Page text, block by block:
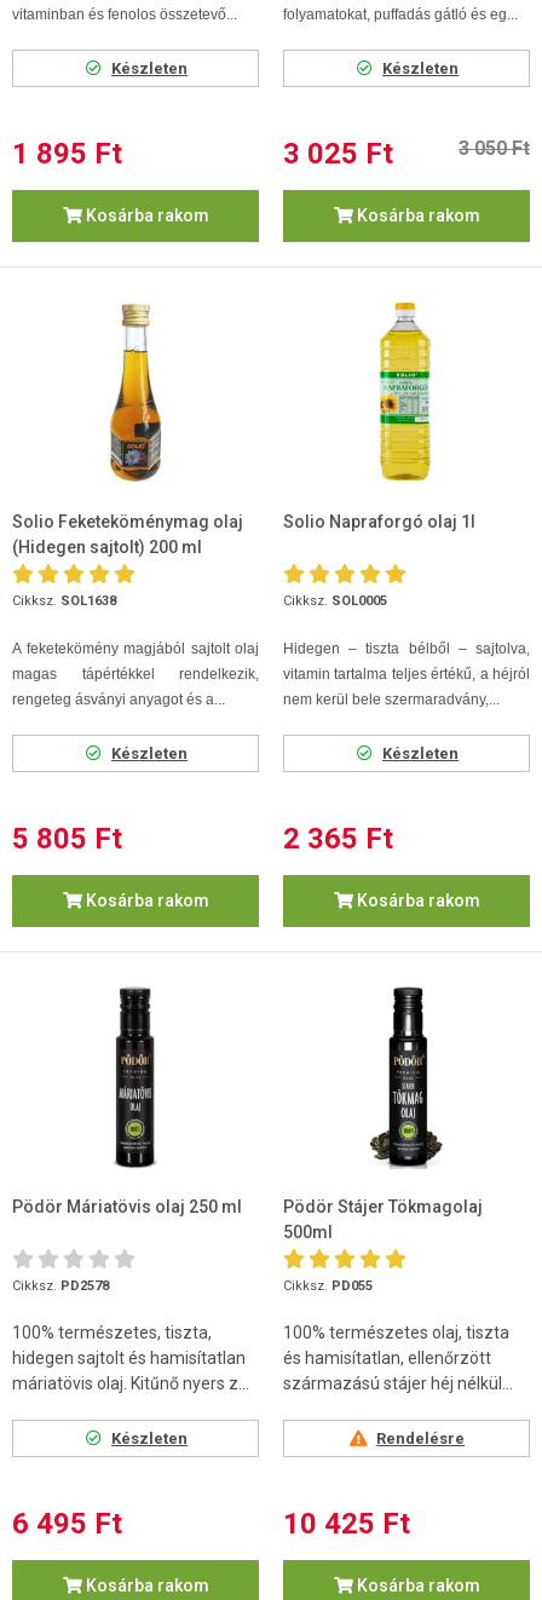
vitaminban és fenolos összetevő...
Készleten
1 895 Ft
Kosárba rakom
folyamatokat, puffadás gátló és eg...
Készleten
3 025 Ft 3 050 Ft
Kosárba rakom
Solio Feketeköménymag olaj
(Hidegen sajtolt) 200 ml
Cikksz. SOL1638
A feketekömény magjából sajtolt olaj
magas tápértékkel rendelkezik,
rengeteg ásványi anyagot és a...
Készleten
5 805 Ft
Kosárba rakom
Solio Napraforgó olaj 1l
Cikksz. SOL0005
Hidegen – tiszta bélből – sajtolva,
vitamin tartalma teljes értékű, a héjról
nem kerül bele szermaradvány,...
Készleten
2 365 Ft
Kosárba rakom
Pödör Máriatövis olaj 250 ml
Cikksz. PD2578
100% természetes, tiszta,
hidegen sajtolt és hamisítatlan
máriatövis olaj. Kitűnő nyers z...
Készleten
6 495 Ft
Kosárba rakom
Pödör Stájer Tökmagolaj
500ml
Cikksz. PD055
100% természetes olaj, tiszta
és hamisítatlan, ellenőrzött
származású stájer héj nélkül...
Rendelésre
10 425 Ft
Kosárba rakom